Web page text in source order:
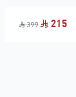
215
399